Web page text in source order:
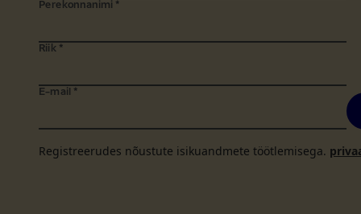
Perekonnanimi *
Riik *
E-mail *
Registreerudes nõustute isikuandmete töötlemisega.